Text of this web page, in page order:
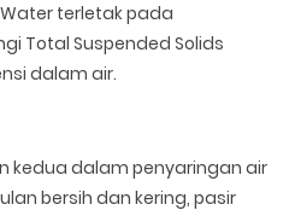
terletak pada
Total Suspended Solids
dalam air.
kedua dalam penyaringan air
bersih dan kering, pasir